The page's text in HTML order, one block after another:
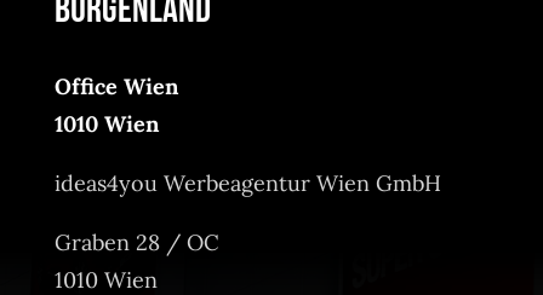
Burgenland
Office Wien
1010 Wien
ideas4you Werbeagentur Wien GmbH
Graben 28 / OC
1010 Wien